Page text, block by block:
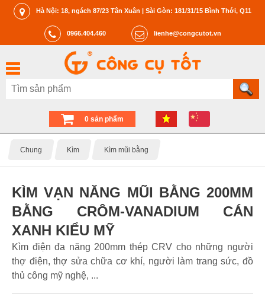
Hà Nội: 18, ngách 87/23 Tân Xuân | Sài Gòn: 181/31/15 Bình Thới, Q11
0966.404.460 lienhe@congcutot.vn
0 sản phẩm
Chung Kìm Kìm mũi bằng
KÌM VẠN NĂNG MŨI BẰNG 200MM
BẰNG CRÔM-VANADIUM CÁN
XANH KIỂU MỸ
Kìm điện đa năng 200mm thép CRV cho những người
thợ điện, thợ sửa chữa cơ khí, người làm trang sức, đồ
thủ công mỹ nghệ, ...